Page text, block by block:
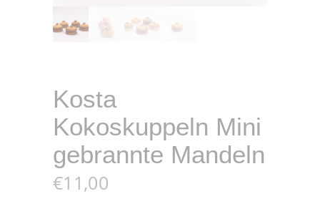
Kosta
Kokoskuppeln Mini
gebrannte Mandeln
€11,00